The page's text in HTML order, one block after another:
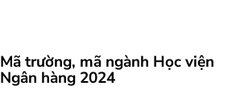
Mã trường, mã ngành Học viện
Ngân hàng 2024